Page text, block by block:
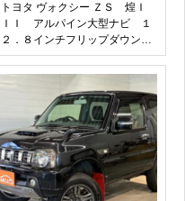
トヨタ ヴォクシー ＺＳ 煌Ｉ
ＩＩ アルパイン大型ナビ １
２．８インチフリップダウンモ
ニター 連動前後ドラレコ Ｅ
ＴＣ 両側パワースライド オ
ートハイビーム ロールサンシ
ェード クルーズコントロー
ル 背面テーブル 革巻きハン
ドル